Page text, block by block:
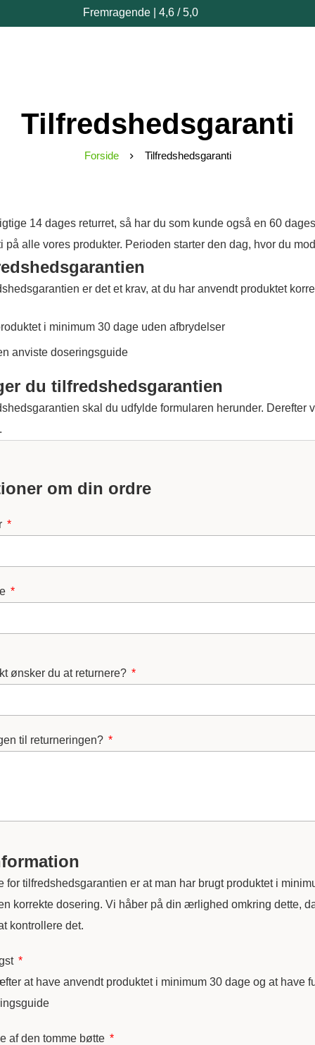
Fremragende | 4,6 / 5,0
Tilfredshedsgaranti
Forside Tilfredshedsgaranti
14 dages returret, så har du som kunde også en 60 dages
på alle vores produkter. Perioden starter den dag, hvor du
er det et krav, at du har anvendt produktet
i minimum 30 dage uden afbrydelser
anviste doseringsguide
du tilfredshedsgarantien
skal du udfylde formularen herunder. Derefter
om din ordre
ønsker du at returnere?
til returneringen?
for tilfredshedsgarantien er at man har brugt produktet i
korrekte dosering. Vi håber på din ærlighed omkring dette,
kontrollere det.
at have anvendt produktet i minimum 30 dage og at have
af den tomme bøtte